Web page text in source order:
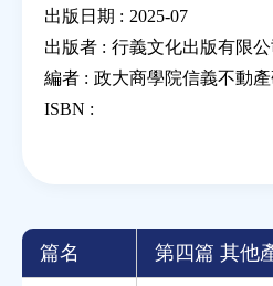
出版日期 : 2025-07
出版者 : 行義文化出版有限公
編者 : 政大商學院信義不動
ISBN :
篇名 第四篇 其他